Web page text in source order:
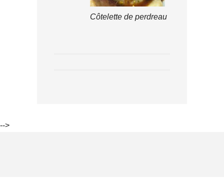
Côtelette de perdreau
-->